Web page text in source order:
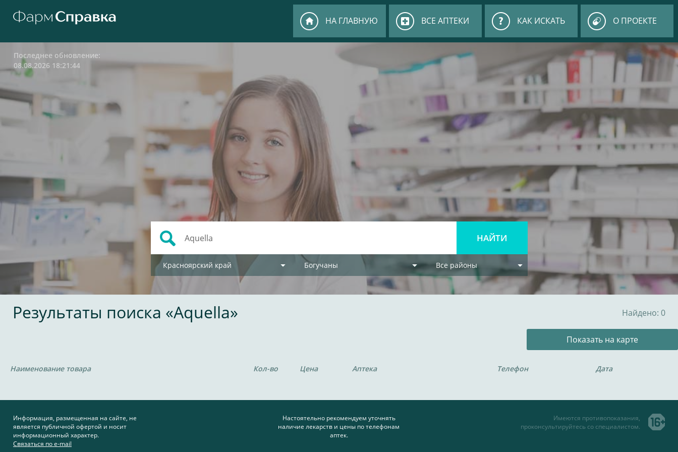
НА ГЛАВНУЮ ВСЕ АПТЕКИ КАК ИСКАТЬ О ПРОЕКТЕ
Последнее обновление:
08.08.2026 18:21:44
Красноярский край Богучаны Все районы
Результаты поиска «Aquella» Найдено: 0
Показать на карте
Наименование товара Кол-во Цена Аптека Телефон Дата
Информация, размещенная на сайте, не
является публичной офертой и носит
информационный характер.
Связаться по e-mail
Настоятельно рекомендуем уточнять
наличие лекарств и цены по телефонам
аптек.
Имеются противопоказания,
проконсультируйтесь со специалистом.